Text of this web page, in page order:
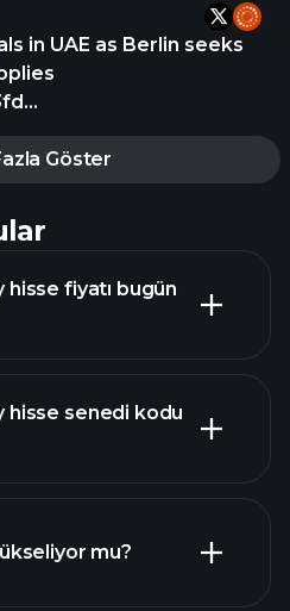
in UAE as Berlin seeks
Göster
fiyatı bugün
hisse senedi kodu
mu?